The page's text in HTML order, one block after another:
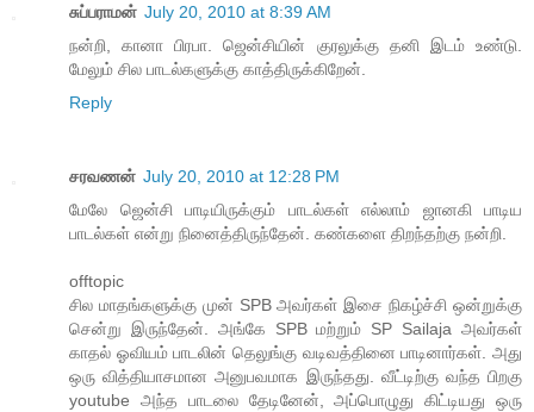
சுப்பராமன் July 20, 2010 at 8:39 AM
நன்றி, கானா பிரபா. ஜென்சியின் குரலுக்கு தனி இடம் உண்டு.
மேலும் சில பாடல்களுக்கு காத்திருக்கிறேன்.
Reply
சரவணன் July 20, 2010 at 12:28 PM
மேலே ஜென்சி பாடியிருக்கும் பாடல்கள் எல்லாம் ஜானகி பாடிய
பாடல்கள் என்று நினைத்திருந்தேன். கண்களை திறந்தற்கு நன்றி.
offtopic
சில மாதங்களுக்கு முன் SPB அவர்கள் இசை நிகழ்ச்சி ஒன்றுக்கு
சென்று இருந்தேன். அங்கே SPB மற்றும் SP Sailaja அவர்கள்
காதல் ஓவியம் பாடலின் தெலுங்கு வடிவத்தினை பாடினார்கள். அது
ஒரு வித்தியாசமான அனுபவமாக இருந்தது. வீட்டிற்கு வந்த பிறகு
youtube அந்த பாடலை தேடினேன், அப்பொழுது கிட்டியது ஒரு